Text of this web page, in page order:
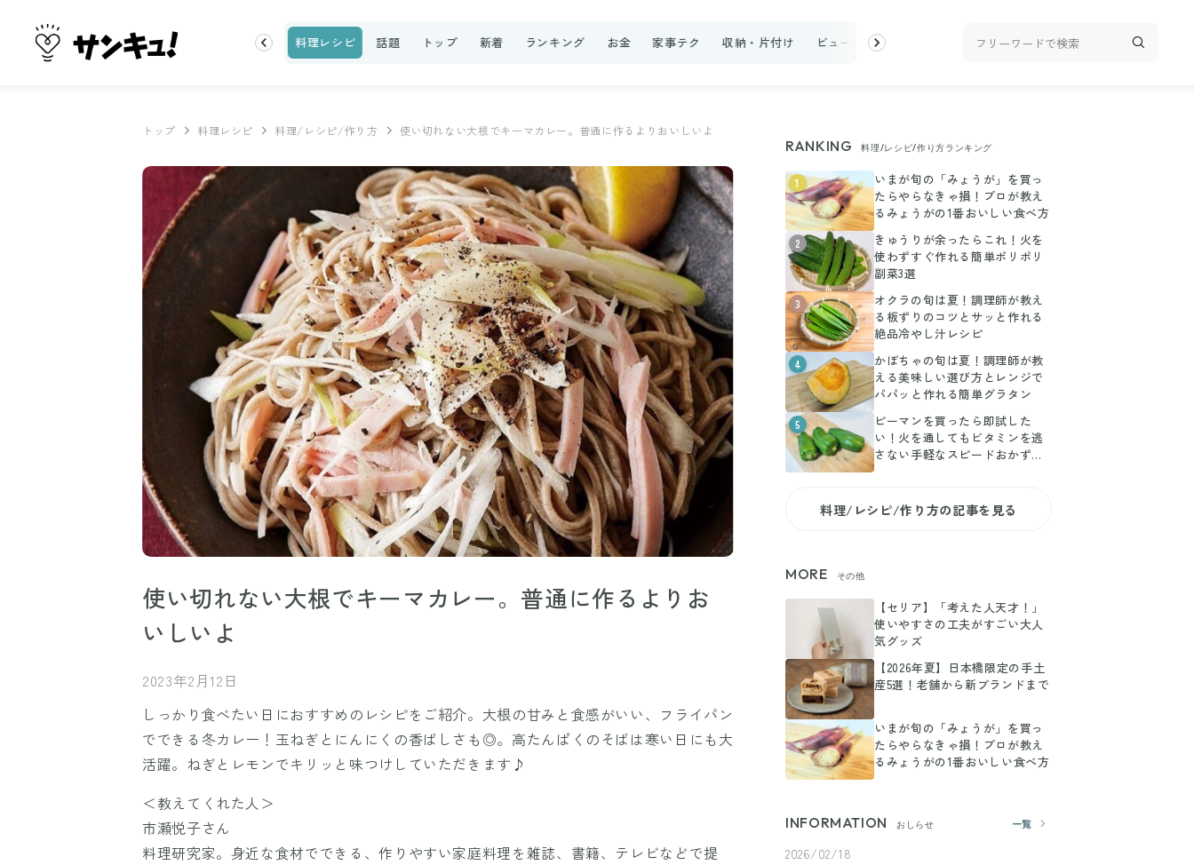
ビューティ 100均・雑貨 スーパー 料理レシピ 話題 トップ 新着 ランキング お金 家事テク 収納・片付け ビューティ スーパー 料理レシピ 話題
トップ 料理レシピ 料理/レシピ/作り方 使い切れない大根でキーマカレー。普通に作るよりおいしいよ
使い切れない大根でキーマカレー。普通に作るよりお
いしいよ
2023年2月12日
しっかり食べたい日におすすめのレシピをご紹介。大根の甘みと食感がいい、フライパン
でできる冬カレー！玉ねぎとにんにくの香ばしさも◎。高たんぱくのそばは寒い日にも大
活躍。ねぎとレモンでキリッと味つけしていただきます♪
＜教えてくれた人＞
市瀬悦子さん
料理研究家。身近な食材でできる、作りやすい家庭料理を雑誌、書籍、テレビなどで提
RANKING 料理/レシピ/作り方ランキング
1
いまが旬の「みょうが」を買っ
たらやらなきゃ損！プロが教え
るみょうがの1番おいしい食べ方
2
きゅうりが余ったらこれ！火を
使わずすぐ作れる簡単ポリポリ
副菜3選
3
オクラの旬は夏！調理師が教え
る板ずりのコツとサッと作れる
絶品冷やし汁レシピ
4
かぼちゃの旬は夏！調理師が教
える美味しい選び方とレンジで
パパッと作れる簡単グラタン
5
ピーマンを買ったら即試した
い！火を通してもビタミンを逃
さない手軽なスピードおかずレ
料理/レシピ/作り方の記事を見る
MORE その他
【セリア】「考えた人天才！」
使いやすさの工夫がすごい大人
気グッズ
【2026年夏】日本橋限定の手土
産5選！老舗から新ブランドまで
いまが旬の「みょうが」を買っ
たらやらなきゃ損！プロが教え
るみょうがの1番おいしい食べ方
INFORMATION おしらせ 一覧
2026/02/18